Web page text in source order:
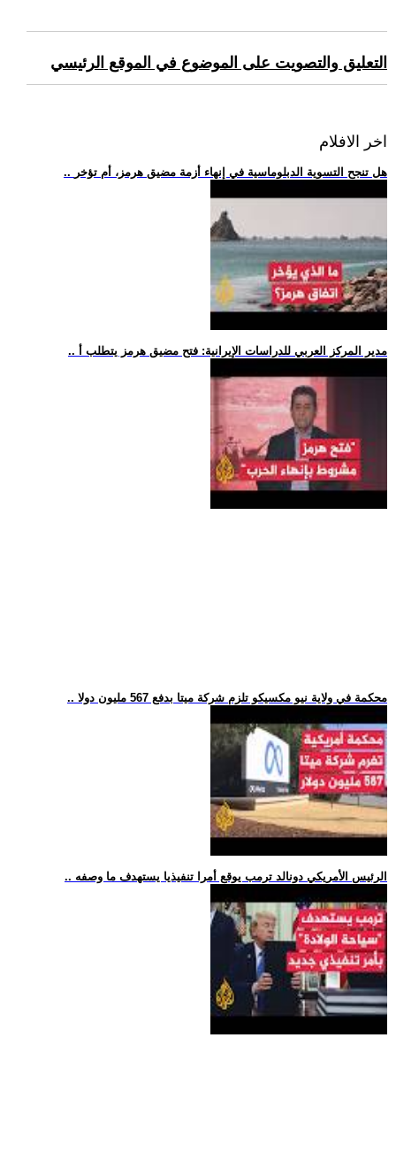
التعليق والتصويت على الموضوع في الموقع الرئيسي
اخر الافلام
.. هل تنجح التسوية الدبلوماسية في إنهاء أزمة مضيق هرمز، أم تؤخر
.. مدير المركز العربي للدراسات الإيرانية: فتح مضيق هرمز يتطلب أ
.. محكمة في ولاية نيو مكسيكو تلزم شركة ميتا بدفع 567 مليون دولا
.. الرئيس الأمريكي دونالد ترمب يوقع أمرا تنفيذيا يستهدف ما وصفه